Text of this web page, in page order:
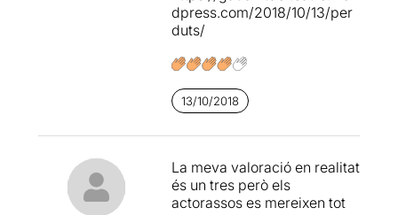
extraordinàries.Feu-me cas
i no us la perdeu!!!
especialitats de la casa.
amics amb moments molt
principi preveus cap on
anirà tot plegat, no per això
deixes d'estar pendent de la
ambuna gran agudesa,
agilitat i sentit de l'humor
dpress.com/2018/10/13/per
duts/
13/10/2018
La meva valoració en realitat
és un tres però els
actorassos es mereixen tot